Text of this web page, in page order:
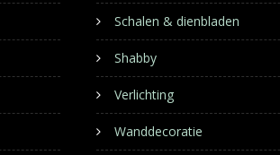
Schalen & dienbladen
Shabby
Verlichting
Wanddecoratie